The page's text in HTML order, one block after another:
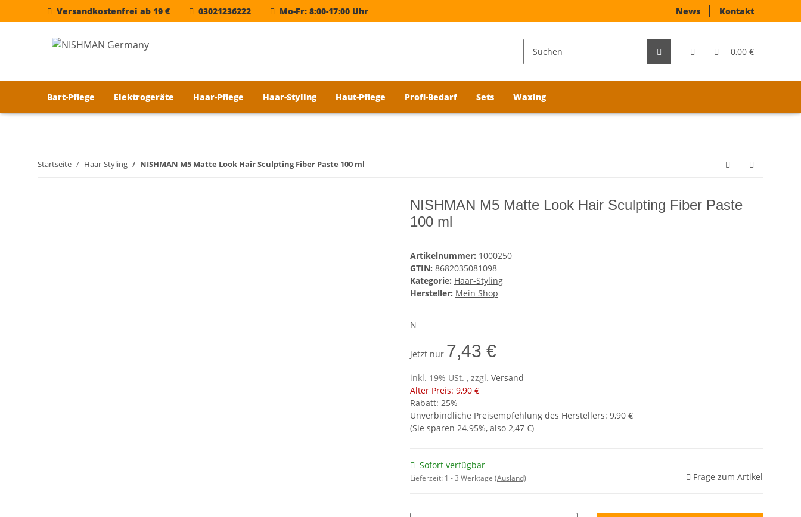
Versandkostenfrei ab 19 € 03021236222 Mo-Fr: 8:00-17:00 Uhr News Kontakt
0,00 €
Bart-Pflege Elektrogeräte Haar-Pflege Haar-Styling Haut-Pflege Profi-Bedarf Sets Waxing
Startseite Haar-Styling NISHMAN M5 Matte Look Hair Sculpting Fiber Paste 100 ml
NISHMAN M5 Matte Look Hair Sculpting Fiber Paste
100 ml
Artikelnummer: 1000250
GTIN: 8682035081098
Kategorie: Haar-Styling
Hersteller: Mein Shop
N
jetzt nur 7,43 €
inkl. 19% USt. , zzgl. Versand
Alter Preis: 9,90 €
Rabatt: 25%
Unverbindliche Preisempfehlung des Herstellers: 9,90 €
(Sie sparen 24.95%, also 2,47 €)
Sofort verfügbar
Lieferzeit: 1 - 3 Werktage (Ausland) Frage zum Artikel